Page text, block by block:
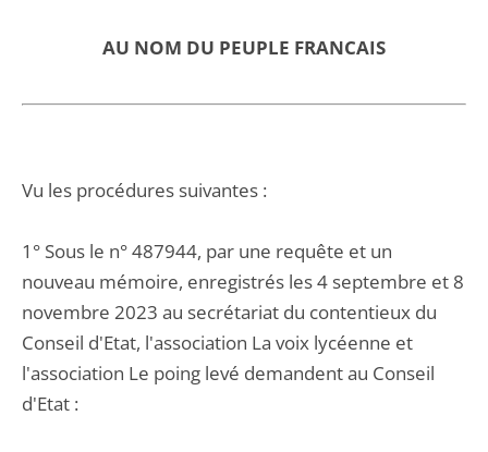
AU NOM DU PEUPLE FRANCAIS
Vu les procédures suivantes :
1° Sous le n° 487944, par une requête et un
nouveau mémoire, enregistrés les 4 septembre et 8
novembre 2023 au secrétariat du contentieux du
Conseil d'Etat, l'association La voix lycéenne et
l'association Le poing levé demandent au Conseil
d'Etat :